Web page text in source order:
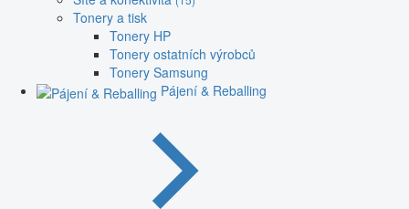
Tonery a tisk
Tonery HP
Tonery ostatních výrobců
Tonery Samsung
Pájení & Reballing